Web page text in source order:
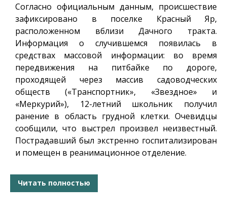
Согласно официальным данным, происшествие
зафиксировано в поселке Красный Яр,
расположенном вблизи Дачного тракта.
Информация о случившемся появилась в
средствах массовой информации: во время
передвижения на питбайке по дороге,
проходящей через массив садоводческих
обществ («Транспортник», «Звездное» и
«Меркурий»), 12-летний школьник получил
ранение в область грудной клетки. Очевидцы
сообщили, что выстрел произвел неизвестный.
Пострадавший был экстренно госпитализирован
и помещен в реанимационное отделение.
Читать полностью